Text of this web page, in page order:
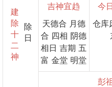
建
除
十
二
神
除
日
吉神宜趋
天德合 月德
合 四相 阴德
相日 吉期 五
富 金堂 明堂
今
仓库
彭